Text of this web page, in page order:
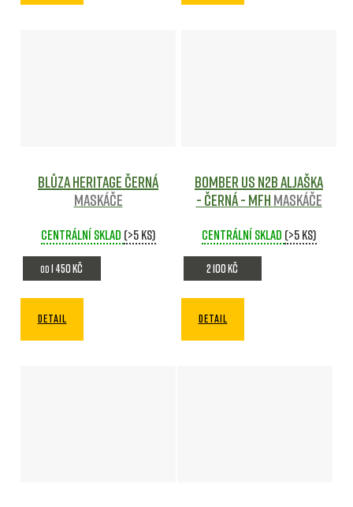
Blůza HERITAGE ČERNÁ
Maskáče
Centrální sklad (>5 ks)
od 1 450 Kč
DETAIL
Bomber US N2B ALJAŠKA
- černá - MFH Maskáče
Centrální sklad (>5 ks)
2 100 Kč
DETAIL